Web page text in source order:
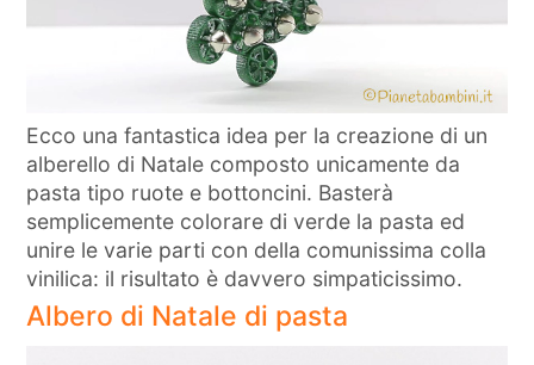
Ecco una fantastica idea per la creazione di un
alberello di Natale composto unicamente da
pasta tipo ruote e bottoncini. Basterà
semplicemente colorare di verde la pasta ed
unire le varie parti con della comunissima colla
vinilica: il risultato è davvero simpaticissimo.
Albero di Natale di pasta